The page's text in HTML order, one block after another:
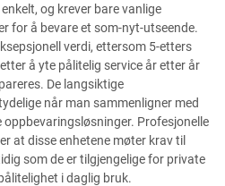
og krever bare vanlige
for å bevare et som-nyt-utseende.
verdi, ettersom 5-etters
å yte pålitelig service år etter år
De langsiktige
når man sammenligner med
Profesjonelle
at disse enhetene møter krav til
som de er tilgjengelige for private
i daglig bruk.